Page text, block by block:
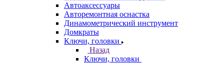
Автоаксессуары
Авторемонтная оснастка
Динамометрический инструмент
Домкраты
Ключи, головки
Назад
Ключи, головки